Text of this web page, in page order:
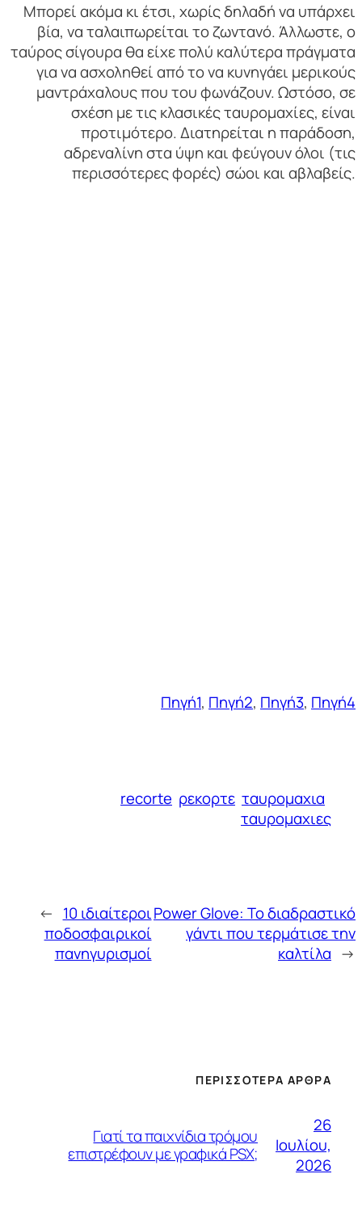
Μπορεί ακόμα κι έτσι, χωρίς δηλαδή να υπάρχει
βία, να ταλαιπωρείται το ζωντανό. Άλλωστε, ο
ταύρος σίγουρα θα είχε πολύ καλύτερα πράγματα
για να ασχοληθεί από το να κυνηγάει μερικούς
μαντράχαλους που του φωνάζουν. Ωστόσο, σε
σχέση με τις κλασικές ταυρομαχίες, είναι
προτιμότερο. Διατηρείται η παράδοση,
αδρεναλίνη στα ύψη και φεύγουν όλοι (τις
περισσότερες φορές) σώοι και αβλαβείς.
Πηγή1, Πηγή2, Πηγή3, Πηγή4
recorte ρεκορτε ταυρομαχια
ταυρομαχιες
← 10 ιδιαίτεροι
ποδοσφαιρικοί
πανηγυρισμοί
Power Glove: Το διαδραστικό
γάντι που τερμάτισε την
καλτίλα →
ΠΕΡΙΣΣΌΤΕΡΑ ΆΡΘΡΑ
Γιατί τα παιχνίδια τρόμου
επιστρέφουν με γραφικά PSX;
26
Ιουλίου,
2026